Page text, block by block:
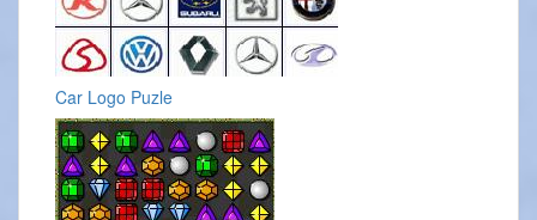
Car Logo Puzle